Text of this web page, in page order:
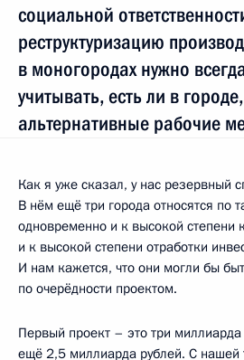
социальной
реструктуризацию
в моногородах нужно
учитывать, есть ли в
альтернативные рабочие
Как я уже сказал, у нас резервный
В нём ещё три города относятся по
одновременно и к высокой степени
и к высокой степени отработки
И нам кажется, что они могли бы
по очерёдности проектом.
Первый проект – это три
ещё 2,5 миллиарда рублей. С нашей